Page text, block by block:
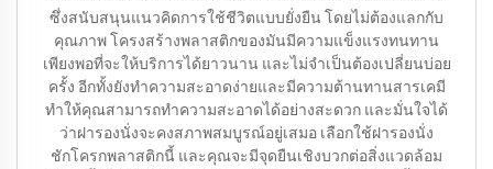
ซึ่งสนับสนุนแนวคิดการใช้ชีวิตแบบยั่งยืน โดยไม่ต้องแลกกับ
คุณภาพ โครงสร้างพลาสติกของมันมีความแข็งแรงทนทาน
เพียงพอที่จะให้บริการได้ยาวนาน และไม่จำเป็นต้องเปลี่ยนบ่อย
ครั้ง อีกทั้งยังทำความสะอาดง่ายและมีความต้านทานสารเคมี
ทำให้คุณสามารถทำความสะอาดได้อย่างสะดวก และมั่นใจได้
ว่าฝารองนั่งจะคงสภาพสมบูรณ์อยู่เสมอ เลือกใช้ฝารองนั่ง
ชักโครกพลาสติกนี้ และคุณจะมีจุดยืนเชิงบวกต่อสิ่งแวดล้อม